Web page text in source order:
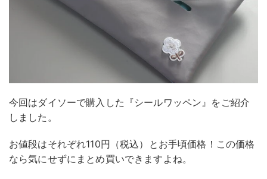
今回はダイソーで購入した『シールワッペン』をご紹介
しました。
お値段はそれぞれ110円（税込）とお手頃価格！この価格
なら気にせずにまとめ買いできますよね。